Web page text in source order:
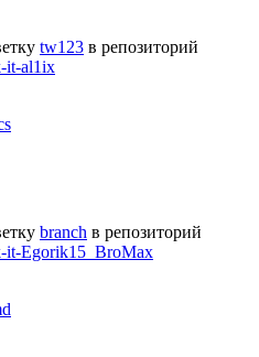
tw123 в репозиторий
it-al1ix
branch в репозиторий
it-Egorik15_BroMax